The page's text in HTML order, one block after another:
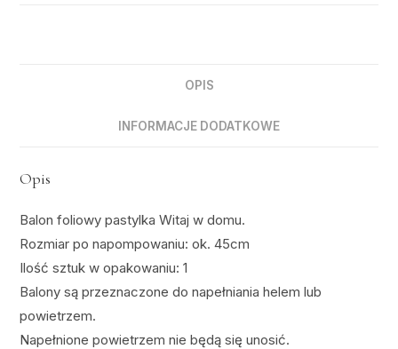
OPIS
INFORMACJE DODATKOWE
Opis
Balon foliowy pastylka Witaj w domu.
Rozmiar po napompowaniu: ok. 45cm
Ilość sztuk w opakowaniu: 1
Balony są przeznaczone do napełniania helem lub
powietrzem.
Napełnione powietrzem nie będą się unosić.